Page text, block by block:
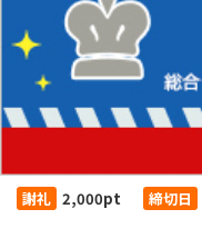
謝礼 2,000pt 締切日